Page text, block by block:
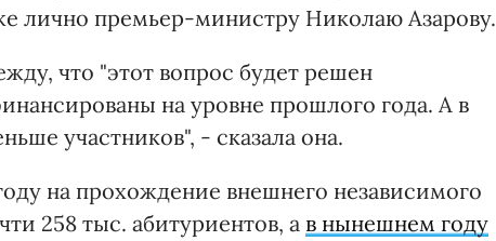
лично премьер-министру Николаю Азарову.
что "этот вопрос будет решен
на уровне прошлого года. А в
участников", - сказала она.
на прохождение внешнего независимого
258 тыс. абитуриентов, а в нынешнем году